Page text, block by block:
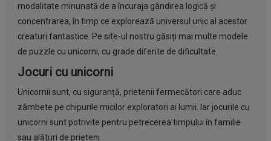
modalitate minunată de a încuraja gândirea logică și
concentrarea, în timp ce explorează universul unic al acestor
creaturi fantastice. Pe site-ul nostru găsiți mai multe modele
de puzzle cu unicorni, cu grade diferite de dificultate.
Jocuri cu unicorni
Unicornii sunt, cu siguranță, prietenii fermecători care aduc
zâmbete pe chipurile micilor exploratori ai lumii. Iar jocurile cu
unicorni sunt potrivite pentru petrecerea timpului în familie
sau alături de prieteni.